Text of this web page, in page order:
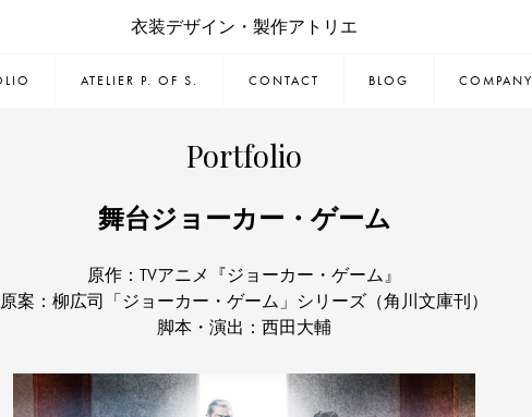
衣装デザイン・製作アトリエ
ATELIER P. OF S. CONTACT BLOG COMPANY
Portfolio
舞台ジョーカー・ゲーム
原作：TVアニメ『ジョーカー・ゲーム』
原案：柳広司「ジョーカー・ゲーム」シリーズ（角川文庫刊）
脚本・演出：西田大輔